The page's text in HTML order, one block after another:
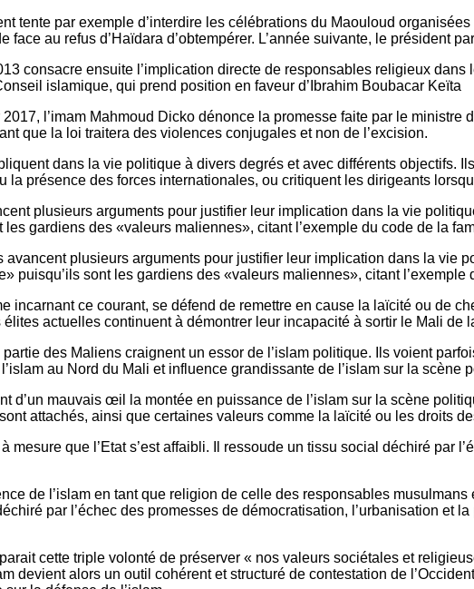
tente par exemple d’interdire les célébrations du Maouloud
face au refus d’Haïdara d’obtempérer. L’année suivante, le président
consacre ensuite l’implication directe de responsables religieux
islamique, qui prend position en faveur d’Ibrahim Boubacar Keïta
2017, l’imam Mahmoud Dicko dénonce la promesse faite par le
que la loi traitera des violences conjugales et non de l’excision.
dans la vie politique à divers degrés et avec différents objectifs.
la présence des forces internationales, ou critiquent les dirigeants
plusieurs arguments pour justifier leur implication dans la vie
les gardiens des «valeurs maliennes», citant l’exemple du code de la
avancent plusieurs arguments pour justifier leur implication dans la vie
puisqu’ils sont les gardiens des «valeurs maliennes», citant l’exemple
incarnant ce courant, se défend de remettre en cause la laïcité ou de
élites actuelles continuent à démontrer leur incapacité à sortir le Mali de
des Maliens craignent un essor de l’islam politique. Ils voient
au Nord du Mali et influence grandissante de l’islam sur la scène
d’un mauvais œil la montée en puissance de l’islam sur la scène
attachés, ainsi que certaines valeurs comme la laïcité ou les droits
à mesure que l’Etat s’est affaibli. Il ressoude un tissu social déchiré par
de l’islam en tant que religion de celle des responsables
par l’échec des promesses de démocratisation, l’urbanisation et
cette triple volonté de préserver « nos valeurs sociétales et
devient alors un outil cohérent et structuré de contestation de